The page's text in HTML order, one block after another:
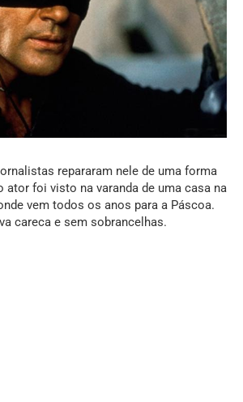
repararam nele de uma forma
ator foi visto na varanda de uma casa na
vem todos os anos para a Páscoa.
careca e sem sobrancelhas.